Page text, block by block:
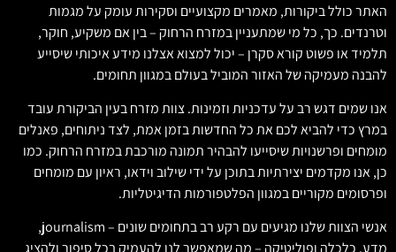
האתר כולל ביקורות, מאמרים מקצועיים וסקירות עומק על מגמות
וטרנדים. כך, כל מי שמתעניין במזרח הרחוק – בין אם משקיע, חוקר,
תלמיד או פשוט קורא סקרן – יכול למצוא אצלנו מידע איכותי שיסייע
להבנה מעמיקה של האזור המוביל בעולם במגוון תחומים.
אנו שמים דגש רב על עדכניות וזמינות. צוות מזרח בעין הביקורת עובד
במרץ כדי להביא לכם את כל החדשות בזמן אמת, לצד ניתוחים, פאנלים
מומחים ופרשנויות שיסייעו להבהיר תמונה מורכבת במזרח הרחוק. כמו
כן, אנו מקדמים יצירתיות בתוכן על ידי שילוב וידאו, ראיון עם מומחים
ופרסומים מקוריים במגוון הפלטפורמות הדיגיטליות.
אנשי הצוות שלנו מגיעים עם רקע רב בתחומים שונים – journalism,